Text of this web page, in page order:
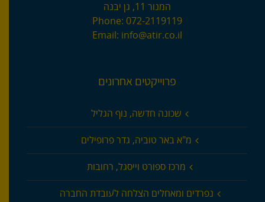
המנור 11, גן יבנה
Phone: 072-2119119
Email: info@atir.co.il
פרוייקטים אחרונים
שכונה חדשה, נוף הגליל
מ"א באר טוביה, גדר פרופילים
מרכז ספורט וייסגל, רחובות
נפרדים ומאחלים הצלחה לעובדת החברה